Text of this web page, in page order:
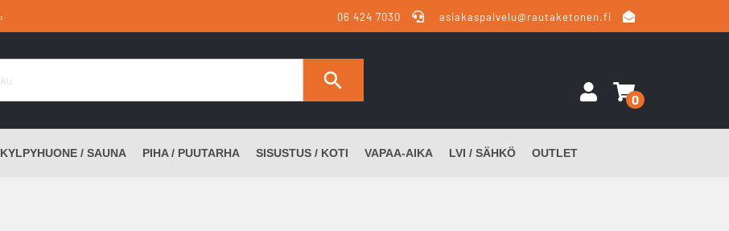
06 424 7030 asiakaspalvelu@rautaketonen.fi
0
KYLPYHUONE / SAUNA PIHA / PUUTARHA SISUSTUS / KOTI VAPAA-AIKA LVI / SÄHKÖ OUTLET